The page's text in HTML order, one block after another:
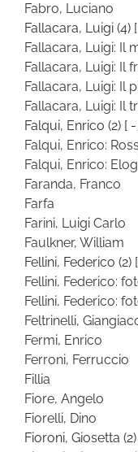
Fabro, Luciano
Fallacara, Luigi (4)
Fallacara, Luigi: Il
Fallacara, Luigi: Il
Fallacara, Luigi: Il
Fallacara, Luigi: Il
Falqui, Enrico (2) [ -
Falqui, Enrico:
Falqui, Enrico:
Faranda, Franco
Farfa
Farini, Luigi Carlo
Faulkner, William
Fellini, Federico (2)
Fellini, Federico:
Fellini, Federico:
Feltrinelli,
Fermi, Enrico
Ferroni, Ferruccio
Fillia
Fiore, Angelo
Fiorelli, Dino
Fioroni, Giosetta (2)